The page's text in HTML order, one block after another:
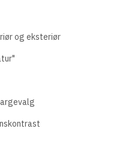
og eksteriør